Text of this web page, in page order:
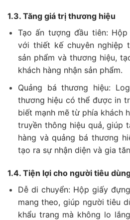
1.3. Tăng giá trị thương hiệu
Tạo ấn tượng đầu tiên:
với thiết kế chuyên nghiệp
sản phẩm và thương hiệu,
khách hàng nhận sản phẩm.
Quảng bá thương hiệu:
thương hiệu có thể được in
biết mạnh mẽ từ phía khách
truyền thông hiệu quả, giúp
hàng và quảng bá thương
tạo ra sự nhận diện và gia
1.4. Tiện lợi cho người tiêu
Dễ di chuyển: Hộp giấy
mang theo, giúp người tiêu
khẩu trang mà không lo